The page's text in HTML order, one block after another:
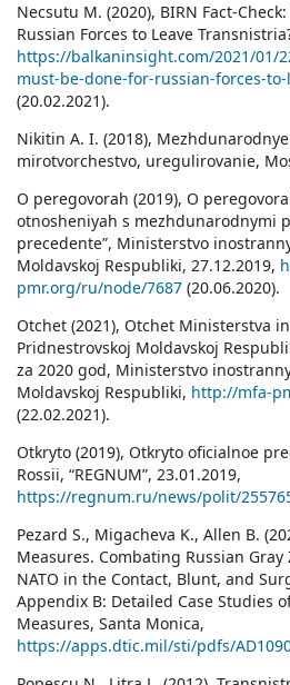
Necsutu M. (2020), BIRN Fact-
Russian Forces to Leave
https://balkaninsight.com/2021/01/
must-be-done-for-russian-forces-
(20.02.2021).
Nikitin A. I. (2018),
mirotvorchestvo, uregulirovanie,
O peregovorah (2019), O
otnosheniyah s mezhdunarodnymi
precedente”, Ministerstvo
Moldavskoj Respubliki, 27.12.2019,
pmr.org/ru/node/7687 (20.06.2020).
Otchet (2021), Otchet Ministerstva
Pridnestrovskoj Moldavskoj
za 2020 god, Ministerstvo
Moldavskoj Respubliki, http://mfa-
(22.02.2021).
Otkryto (2019), Otkryto oficialnoe
Rossii, “REGNUM”, 23.01.2019,
https://regnum.ru/news/polit/
Pezard S., Migacheva K., Allen B.
Measures. Combating Russian
NATO in the Contact, Blunt, and
Appendix B: Detailed Case Studies
Measures, Santa Monica,
https://apps.dtic.mil/sti/pdfs/